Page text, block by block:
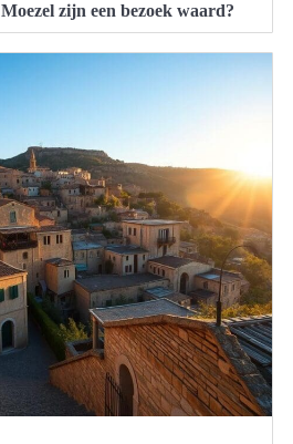
zijn een bezoek waard?